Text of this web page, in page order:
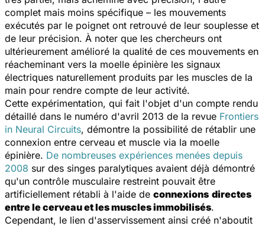
complet mais moins spécifique – les mouvements
exécutés par le poignet ont retrouvé de leur souplesse et
de leur précision. À noter que les chercheurs ont
ultérieurement amélioré la qualité de ces mouvements en
réacheminant vers la moelle épinière les signaux
électriques naturellement produits par les muscles de la
main pour rendre compte de leur activité.
Cette expérimentation, qui fait l'objet d'un compte rendu
détaillé dans le numéro d'avril 2013 de la revue Frontiers
in Neural Circuits, démontre la possibilité de rétablir une
connexion entre cerveau et muscle via la moelle
épinière. De nombreuses expériences menées depuis
2008 sur des singes paralytiques avaient déjà démontré
qu'un contrôle musculaire restreint pouvait être
artificiellement rétabli à l'aide de connexions directes
entre le cerveau et les muscles immobilisés.
Cependant, le lien d'asservissement ainsi créé n'aboutit